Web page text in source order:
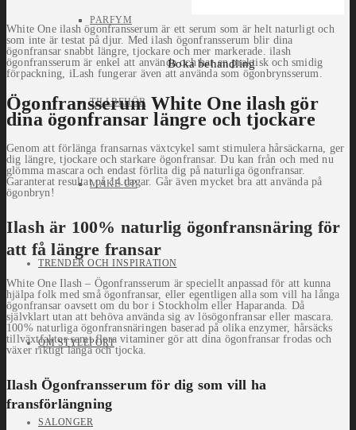
PARFYM
TILLBEHÖR
MAKE-UP
TRENDER OCH INSPIRATION
OM STYLEPORT
SALONGER
Boka behandling
White One ilash ögonfransserum är ett serum som är helt naturligt och
som inte är testat på djur. Med ilash ögonfransserum blir dina
ögonfransar snabbt längre, tjockare och mer markerade. ilash
ögonfransserum är enkel att använda och har en praktisk och smidig
förpackning, iLash fungerar även att använda som ögonbrynsserum.
Ögonfransserum White One ilash gör
dina ögonfransar längre och tjockare
Genom att förlänga fransarnas växtcykel samt stimulera hårsäckarna, ger
dig längre, tjockare och starkare ögonfransar. Du kan från och med nu
glömma mascara och endast förlita dig på naturliga ögonfransar.
Garanterat resultat på 14 dagar. Går även mycket bra att använda på
ögonbryn!
Ilash är 100% naturlig ögonfransnäring för
att få längre fransar
White One Ilash – Ögonfransserum är speciellt anpassad för att kunna
hjälpa folk med små ögonfransar, eller egentligen alla som vill ha långa
ögonfransar oavsett om du bor i Stockholm eller Haparanda. Då
självklart utan att behöva använda sig av lösögonfransar eller mascara.
100% naturliga ögonfransnäringen baserad på olika enzymer, hårsäcks
tillväxtfaktor samt flera vitaminer gör att dina ögonfransar frodas och
växer riktigt långa och tjocka.
Ilash Ögonfransserum för dig som vill ha
fransförlängning